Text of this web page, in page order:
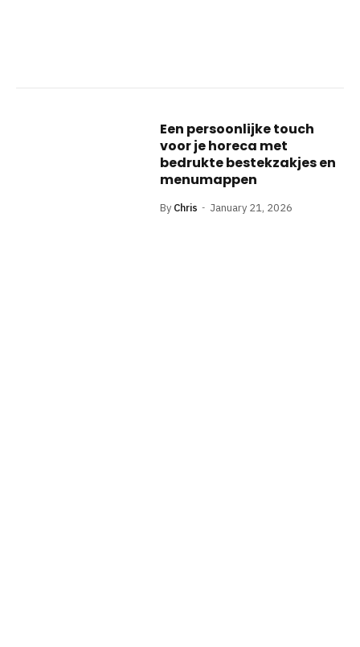
Een persoonlijke touch
voor je horeca met
bedrukte bestekzakjes en
menumappen
By Chris January 21, 2026